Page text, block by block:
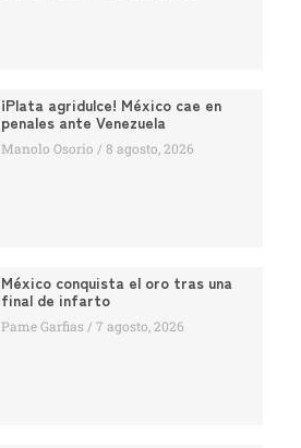
¡Plata agridulce! México cae en
penales ante Venezuela
Manolo Osorio 8 agosto, 2026
México conquista el oro tras una
final de infarto
Pame Garfias 7 agosto, 2026